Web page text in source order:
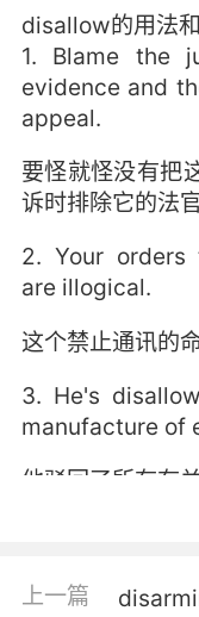
disallow的用法和
1. Blame the
evidence and
appeal.
要怪就怪没有把
诉时排除它的法
2. Your orders
are illogical.
这个禁止通讯的
3. He's
manufacture of
他驳回了所有有
我可以努力在法
上一篇